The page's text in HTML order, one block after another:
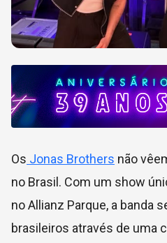
Os Jonas Brothers não
no Brasil. Com um show
no Allianz Parque, a banda
brasileiros através de uma